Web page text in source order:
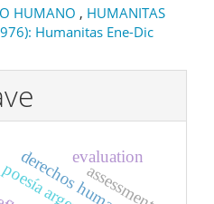
HUMANO , HUMANITAS
Humanitas Ene-Dic
derechos humanos
assessment
evaluation